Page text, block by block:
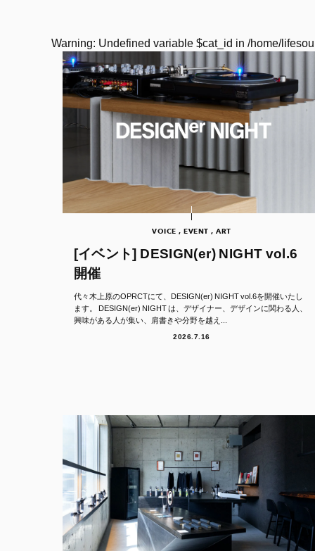
Warning: Undefined variable $cat_id in /home/
VOICE , EVENT , ART
[イベント] DESIGN(er) NIGHT vol.6
開催
代々木上原のOPRCTにて、DESIGN(er) NIGHT vol.6を開催いたし
ます。 DESIGN(er) NIGHT は、デザイナー、デザインに関わる人、
興味がある人が集い、肩書きや分野を越え...
2026.7.16